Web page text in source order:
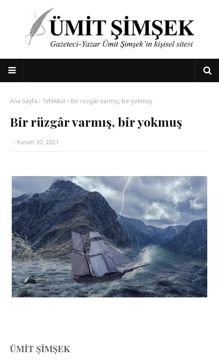
Ana Sayfa Tefekkür Bir rüzgâr varmış, bir yokmuş
Bir rüzgâr varmış, bir yokmuş
- Kasım 30, 2021
ÜMİT ŞİMŞEK